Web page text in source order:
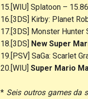
15.[WIU] Splatoon –
16.[3DS] Kirby: Planet
17.[3DS] Monster Hunter
18.[3DS] New Super
19.[PSV] SaGa: Scarlet
20.[WIU] Super Mario
* Seis outros games da